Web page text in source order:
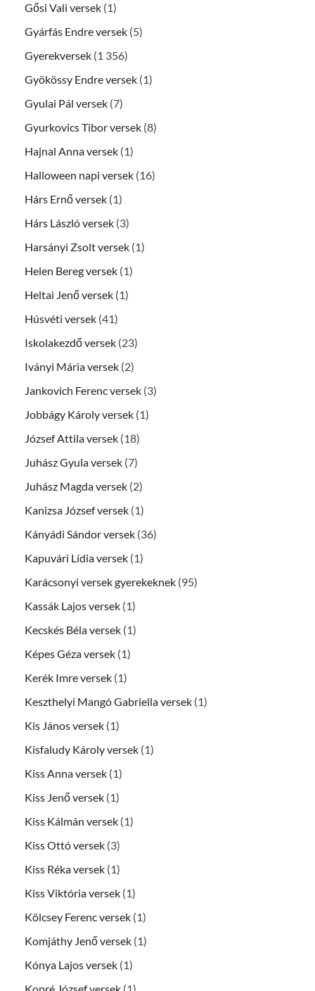
Gősi Vali versek (1)
Gyárfás Endre versek (5)
Gyerekversek (1 356)
Gyökössy Endre versek (1)
Gyulai Pál versek (7)
Gyurkovics Tibor versek (8)
Hajnal Anna versek (1)
Halloween napi versek (16)
Hárs Ernő versek (1)
Hárs László versek (3)
Harsányi Zsolt versek (1)
Helen Bereg versek (1)
Heltai Jenő versek (1)
Húsvéti versek (41)
Iskolakezdő versek (23)
Iványi Mária versek (2)
Jankovich Ferenc versek (3)
Jobbágy Károly versek (1)
József Attila versek (18)
Juhász Gyula versek (7)
Juhász Magda versek (2)
Kanizsa József versek (1)
Kányádi Sándor versek (36)
Kapuvári Lídia versek (1)
Karácsonyi versek gyerekeknek (95)
Kassák Lajos versek (1)
Kecskés Béla versek (1)
Képes Géza versek (1)
Kerék Imre versek (1)
Keszthelyi Mangó Gabriella versek (1)
Kis János versek (1)
Kisfaludy Károly versek (1)
Kiss Anna versek (1)
Kiss Jenő versek (1)
Kiss Kálmán versek (1)
Kiss Ottó versek (3)
Kiss Réka versek (1)
Kiss Viktória versek (1)
Kölcsey Ferenc versek (1)
Komjáthy Jenő versek (1)
Kónya Lajos versek (1)